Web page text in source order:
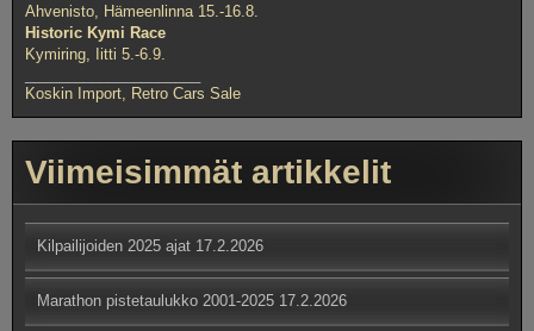
Ahvenisto, Hämeenlinna 15.-16.8.
Historic Kymi Race
Kymiring, Iitti 5.-6.9.
Koskin Import, Retro Cars Sale
Viimeisimmät artikkelit
Kilpailijoiden 2025 ajat 17.2.2026
Marathon pistetaulukko 2001-2025 17.2.2026